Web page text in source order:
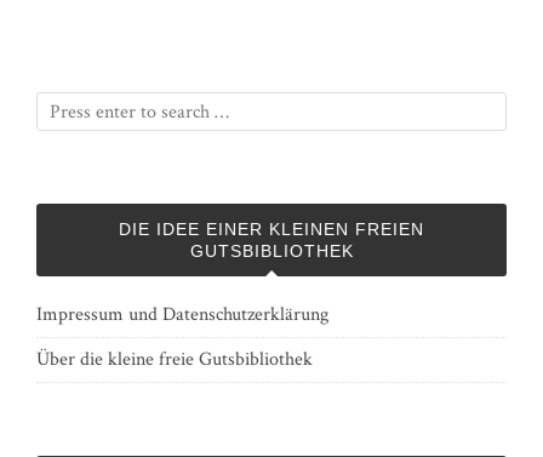
DIE IDEE EINER KLEINEN FREIEN
GUTSBIBLIOTHEK
Impressum und Datenschutzerklärung
Über die kleine freie Gutsbibliothek